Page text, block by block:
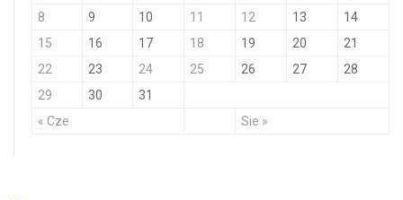
« Cze Sie »
8
9 10 11 12 13
14
15
16 17 18 19 20
21
22
23 24 25 26 27
28
29
30 31